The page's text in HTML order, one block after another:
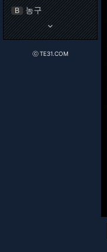
B 농구
keyboard_arrow_down
ⓒ TE31.COM